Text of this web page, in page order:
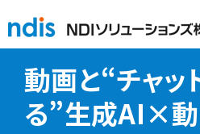
動画と“チャッ
る”生成AI×